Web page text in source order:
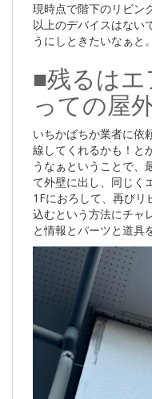
現時点で階下のリビン
以上のデバイスはない
うにしときたいなぁと。
■残るは
っての屋
いちかばちか業者に依
線してくれるかも！と
うなぁということで、
て外壁に出し、同じく
1Fにおろして、再びリ
込むという方法にチャ
と情報とパーツと道具